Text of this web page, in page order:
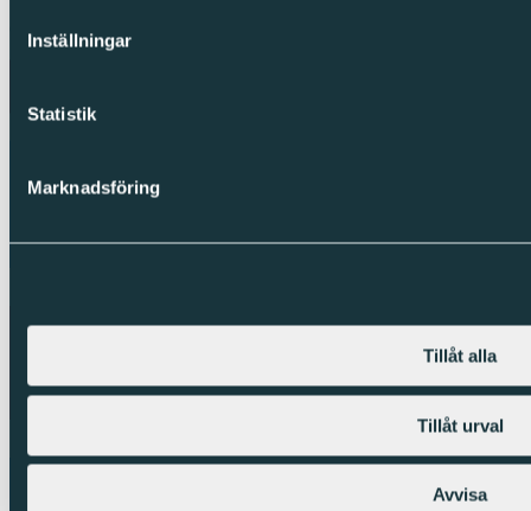
Inställningar
Statistik
Marknadsföring
Tillåt alla
Tillåt urval
Avvisa
Copyright © Sparc Group AB (publ)